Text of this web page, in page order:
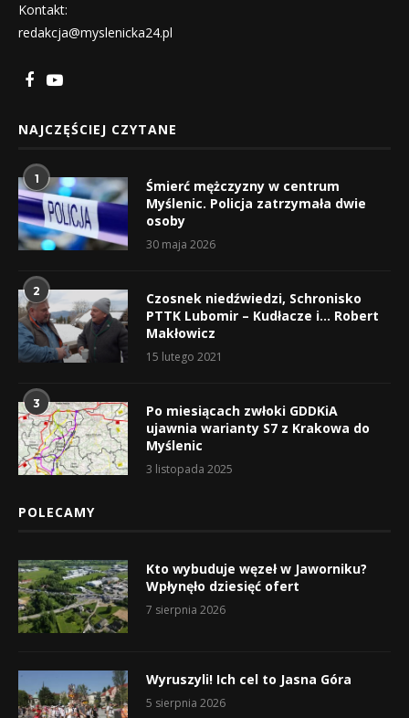
Kontakt:
redakcja@myslenicka24.pl
NAJCZĘŚCIEJ CZYTANE
1
Śmierć mężczyzny w centrum
Myślenic. Policja zatrzymała dwie
osoby
30 maja 2026
2
Czosnek niedźwiedzi, Schronisko
PTTK Lubomir – Kudłacze i… Robert
Makłowicz
15 lutego 2021
3
Po miesiącach zwłoki GDDKiA
ujawnia warianty S7 z Krakowa do
Myślenic
3 listopada 2025
POLECAMY
Kto wybuduje węzeł w Jaworniku?
Wpłynęło dziesięć ofert
7 sierpnia 2026
Wyruszyli! Ich cel to Jasna Góra
5 sierpnia 2026